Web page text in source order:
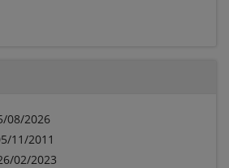
08/2026
11/2011
02/2023